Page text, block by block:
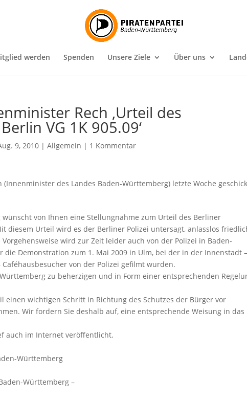
werden Spenden Unsere Ziele Über uns
Rech ‚Urteil des
VG 1K 905.09‘
9, 2010 |Allgemein | 1 Kommentar
des Landes Baden-Württemberg) letzte Woche
von Ihnen eine Stellungnahme zum Urteil des Berliner
diesem Urteil wird es der Berliner Polizei untersagt, anlasslos
wird zur Zeit leider auch von der Polizei in Baden-
die Demonstration zum 1. Mai 2009 in Ulm, bei der in der Innenstadt
von der Polizei gefilmt wurden.
zu beherzigen und in Form einer entsprechenden
einen wichtigen Schritt in Richtung des Schutzes der Bürger vor
Wir fordern Sie deshalb auf, eine entsprechende Weisung in das
auch im Internet veröffentlicht.
Württemberg
Württemberg –